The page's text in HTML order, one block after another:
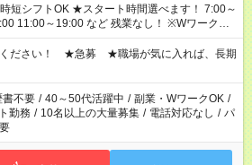
ート時間選べます！ 7:00～
～19:00 など 残業なし！ ※Wワークの
と合わせ週40時間超の就業はご案内できませ
、週20時間以上勤務は社会保険への加入対象
者派遣法（日雇い派遣の原則禁止）により、
就業はご案内が難しい場合があります
ください！ ★急募 ★職場が気に入れば、長期
書不要 / 40～50代活躍中 / 副業・WワークOK /
勤務 / 10名以上の大量募集 / 電話対応なし / パ